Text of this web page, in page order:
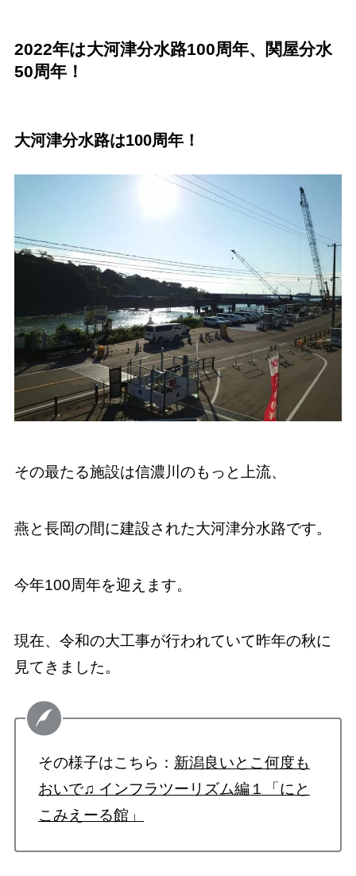
2022年は大河津分水路100周年、関屋分水
50周年！
大河津分水路は100周年！
その最たる施設は信濃川のもっと上流、
燕と長岡の間に建設された大河津分水路です。
今年100周年を迎えます。
現在、令和の大工事が行われていて昨年の秋に
見てきました。
その様子はこちら： 新潟良いとこ何度も
おいで♫ インフラツーリズム編１「にと
こみえーる館」